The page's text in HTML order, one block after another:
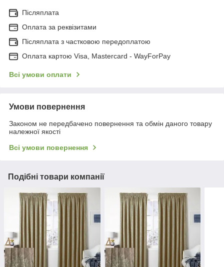
Післяплата
Оплата за реквізитами
Післяплата з частковою передоплатою
Оплата картою Visa, Mastercard - WayForPay
Всі умови оплати
Умови повернення
Законом не передбачено повернення та обмін даного товару
належної якості
Всі умови повернення
Подібні товари компанії